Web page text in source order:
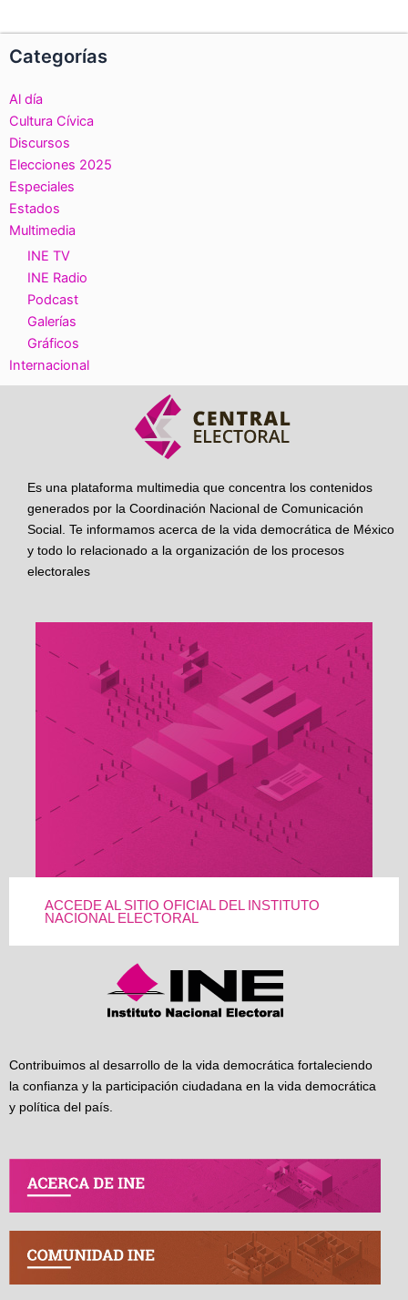
Categorías
Al día
Cultura Cívica
Discursos
Elecciones 2025
Especiales
Estados
Multimedia
INE TV
INE Radio
Podcast
Galerías
Gráficos
Internacional
Es una plataforma multimedia que concentra los contenidos
generados por la Coordinación Nacional de Comunicación
Social. Te informamos acerca de la vida democrática de México
y todo lo relacionado a la organización de los procesos
electorales
ACCEDE AL SITIO OFICIAL DEL INSTITUTO
NACIONAL ELECTORAL
Contribuimos al desarrollo de la vida democrática fortaleciendo
la confianza y la participación ciudadana en la vida democrática
y política del país.